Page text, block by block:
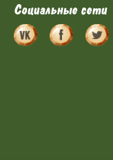
Социальные сети